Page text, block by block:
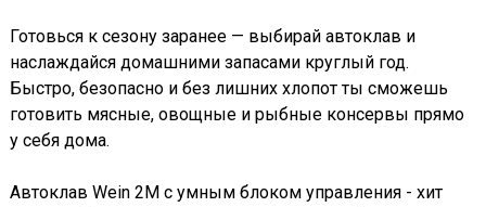
Готовься к сезону заранее — выбирай автоклав и
наслаждайся домашними запасами круглый год.
Быстро, безопасно и без лишних хлопот ты сможешь
готовить мясные, овощные и рыбные консервы прямо
у себя дома.
Автоклав Wein 2M с умным блоком управления - хит